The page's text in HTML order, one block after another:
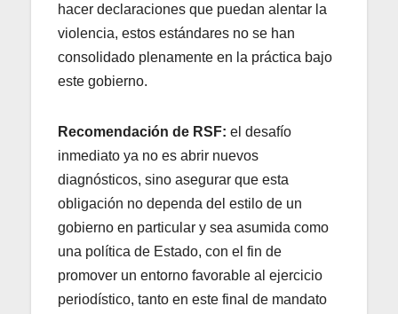
hacer declaraciones que puedan alentar la
violencia, estos estándares no se han
consolidado plenamente en la práctica bajo
este gobierno.
Recomendación de RSF: el desafío
inmediato ya no es abrir nuevos
diagnósticos, sino asegurar que esta
obligación no dependa del estilo de un
gobierno en particular y sea asumida como
una política de Estado, con el fin de
promover un entorno favorable al ejercicio
periodístico, tanto en este final de mandato